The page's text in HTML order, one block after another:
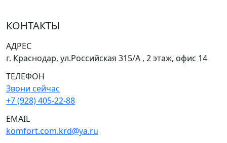
КОНТАКТЫ
АДРЕС
г. Краснодар, ул.Российская 315/А , 2 этаж, офис 14
ТЕЛЕФОН
Звони сейчас
+7 (928) 405-22-88
EMAIL
komfort.com.krd@ya.ru